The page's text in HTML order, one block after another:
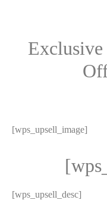
Exclusive
[wps_upsell_image]
[wps_upsell_desc]